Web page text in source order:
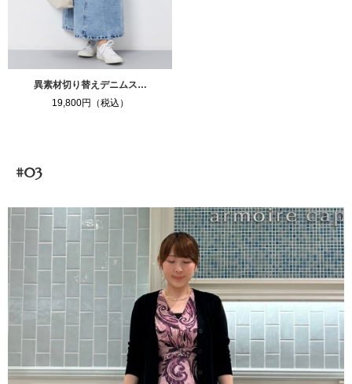
異素材切り替えデニムス…
19,800円（税込）
#03